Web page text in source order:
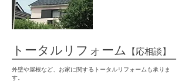
外壁や屋根など、お家に関するトータルリフォームも承りま
す。
トータルリフォーム 【応相談】